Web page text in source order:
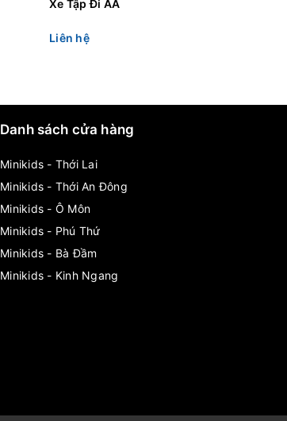
Xe Tập Đi AA
Liên hệ
Danh sách cửa hàng
Minikids - Thới Lai
Minikids - Thới An Đông
Minikids - Ô Môn
Minikids - Phú Thứ
Minikids - Bà Đầm
Minikids - Kinh Ngang